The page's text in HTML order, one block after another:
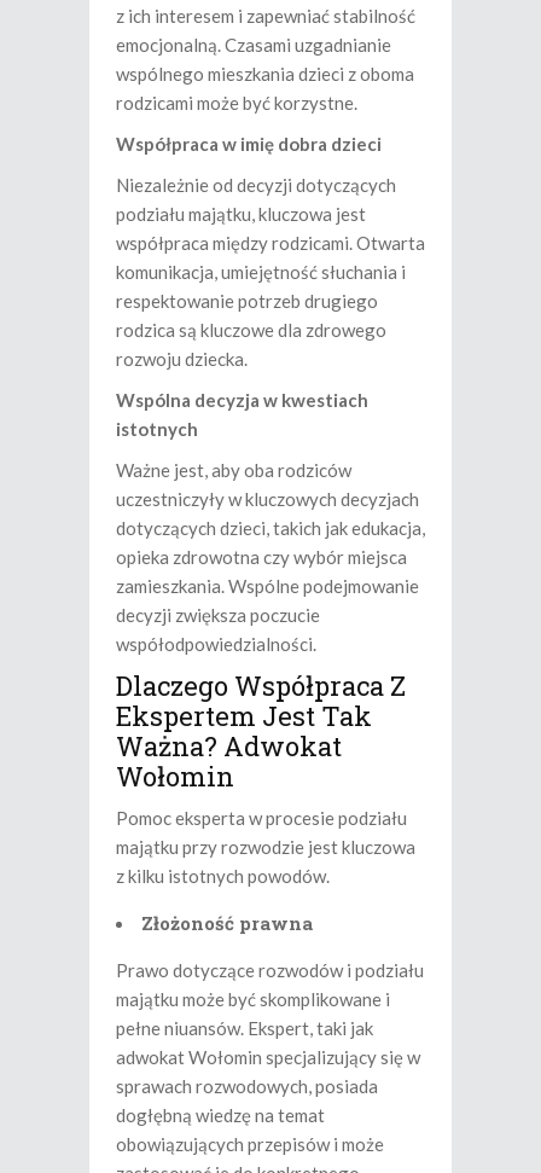
z ich interesem i zapewniać stabilność
emocjonalną. Czasami uzgadnianie
wspólnego mieszkania dzieci z oboma
rodzicami może być korzystne.
Współpraca w imię dobra dzieci
Niezależnie od decyzji dotyczących
podziału majątku, kluczowa jest
współpraca między rodzicami. Otwarta
komunikacja, umiejętność słuchania i
respektowanie potrzeb drugiego
rodzica są kluczowe dla zdrowego
rozwoju dziecka.
Wspólna decyzja w kwestiach
istotnych
Ważne jest, aby oba rodziców
uczestniczyły w kluczowych decyzjach
dotyczących dzieci, takich jak edukacja,
opieka zdrowotna czy wybór miejsca
zamieszkania. Wspólne podejmowanie
decyzji zwiększa poczucie
współodpowiedzialności.
Dlaczego Współpraca Z
Ekspertem Jest Tak
Ważna? Adwokat
Wołomin
Pomoc eksperta w procesie podziału
majątku przy rozwodzie jest kluczowa
z kilku istotnych powodów.
Złożoność prawna
Prawo dotyczące rozwodów i podziału
majątku może być skomplikowane i
pełne niuansów. Ekspert, taki jak
adwokat Wołomin specjalizujący się w
sprawach rozwodowych, posiada
dogłębną wiedzę na temat
obowiązujących przepisów i może